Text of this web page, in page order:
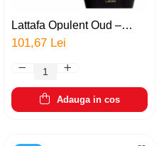
Lattafa Opulent Oud –
parfum arabesc original
Dubai inspirat din A. Prive
101,67 Lei
Adauga in cos